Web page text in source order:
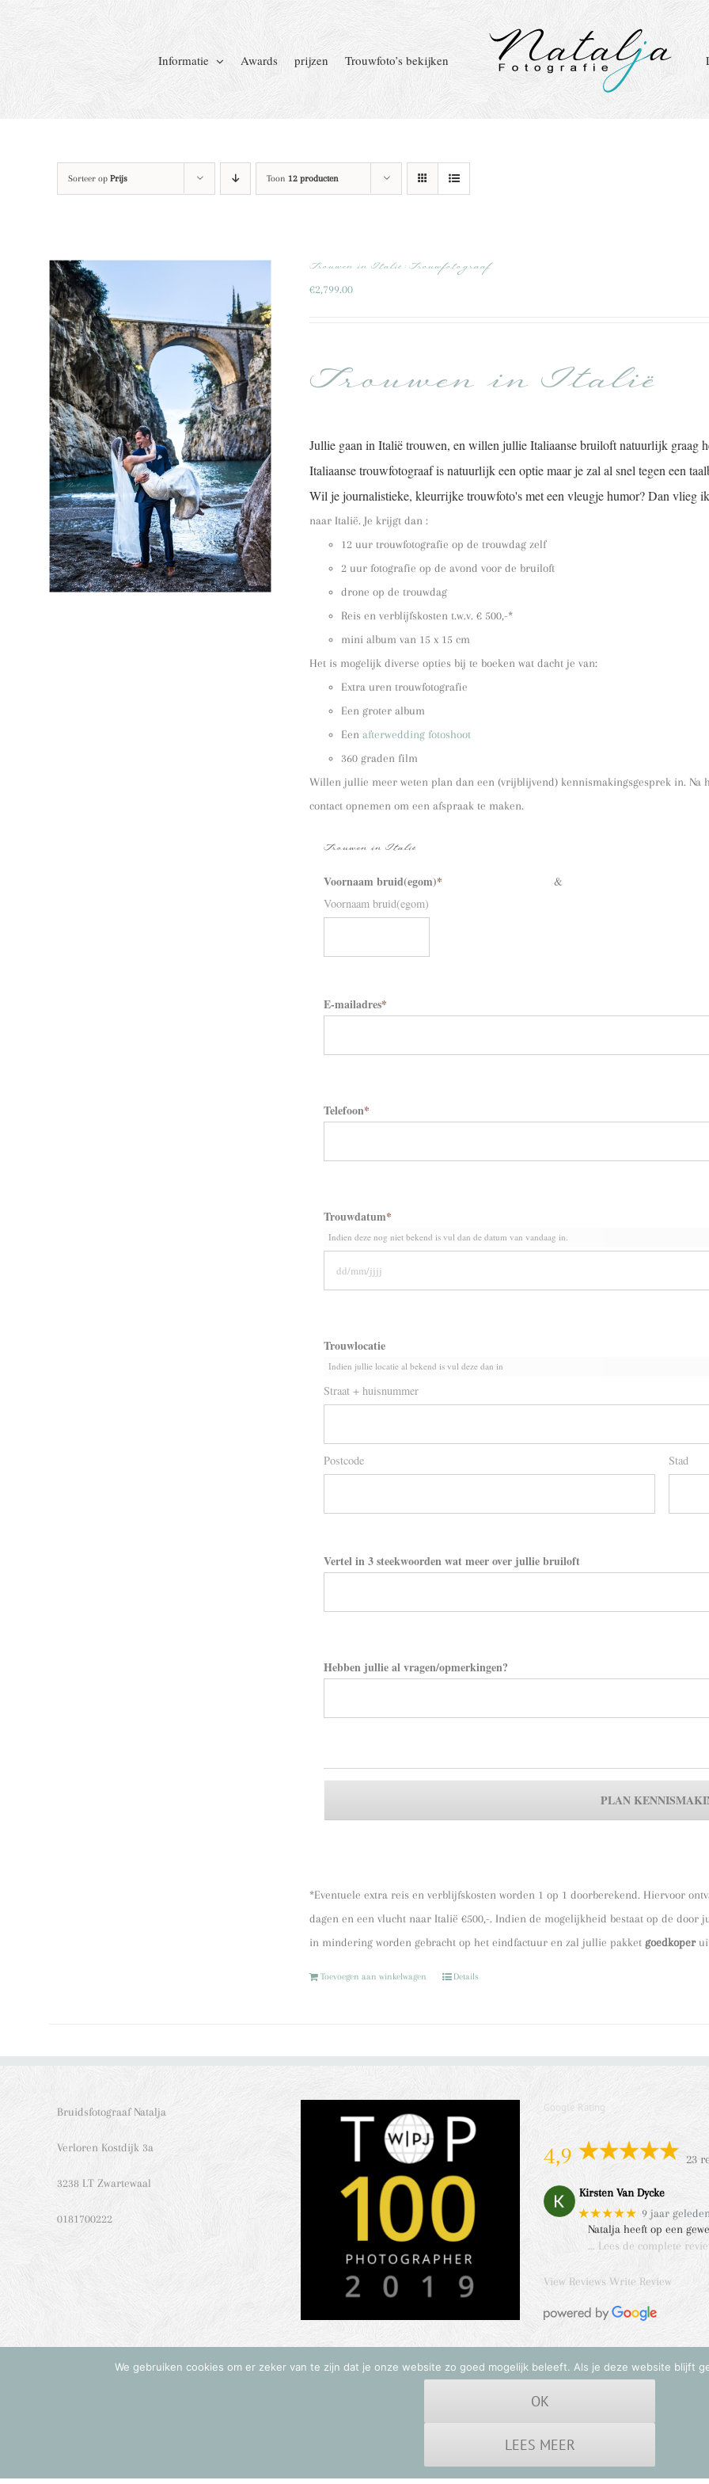
naar
Informatie Awards prijzen Trouwfoto’s bekijken
Sorteer op Prijs Toon 12 producten
Trouwen in Italië : Trouwfotograaf
€2,799.00
Trouwen in Italië
Jullie gaan in Italië trouwen, en willen jullie Italiaanse bruiloft natuurlijk graag
Italiaanse trouwfotograaf is natuurlijk een optie maar je zal al snel tegen een
Wil je journalistieke, kleurrijke trouwfoto's met een vleugje humor? Dan vlieg
naar Italië. Je krijgt dan :
12 uur trouwfotografie op de trouwdag zelf
2 uur fotografie op de avond voor de bruiloft
drone op de trouwdag
Reis en verblijfskosten t.w.v. € 500,-*
mini album van 15 x 15 cm
Het is mogelijk diverse opties bij te boeken wat dacht je van:
Extra uren trouwfotografie
Een groter album
Eenafterwedding fotoshoot
360 graden film
Willen jullie meer weten plan dan een (vrijblijvend) kennismakingsgesprek in. Na
contact opnemen om een afspraak te maken.
Trouwen in Italië
Voornaam bruid(egom)*
Voornaam bruid(egom)
&
E-mailadres*
Telefoon*
Trouwdatum*
Indien deze nog niet bekend is vul dan de datum van vandaag in.
Trouwlocatie
Indien jullie locatie al bekend is vul deze dan in
Straat + huisnummer
Postcode Stad
Vertel in 3 steekwoorden wat meer over jullie bruiloft
Hebben jullie al vragen/opmerkingen?
*Eventuele extra reis en verblijfskosten worden 1 op 1 doorberekend. Hiervoor
dagen en een vlucht naar Italië €500,-. Indien de mogelijkheid bestaat op de door
in mindering worden gebracht op het eindfactuur en zal jullie pakketgoedkoper
Toevoegen aan winkelwagen Details
Bruidsfotograaf Natalja
Verloren Kostdijk 3a
3238 LT Zwartewaal
0181700222
Google Rating
4,9 23
Kirsten Van Dycke
★★★★★ 9 jaar geleden
Natalja heeft op een
… Lees de complete
View Reviews Write Review
2026 | Natalja Fotografie | All Rights Reserved | Laat mij het verhaal van jullie
We gebruiken cookies om er zeker van te zijn dat je onze website zo goed mogelijk beleeft. Als je deze website blijft
OK
LEES MEER